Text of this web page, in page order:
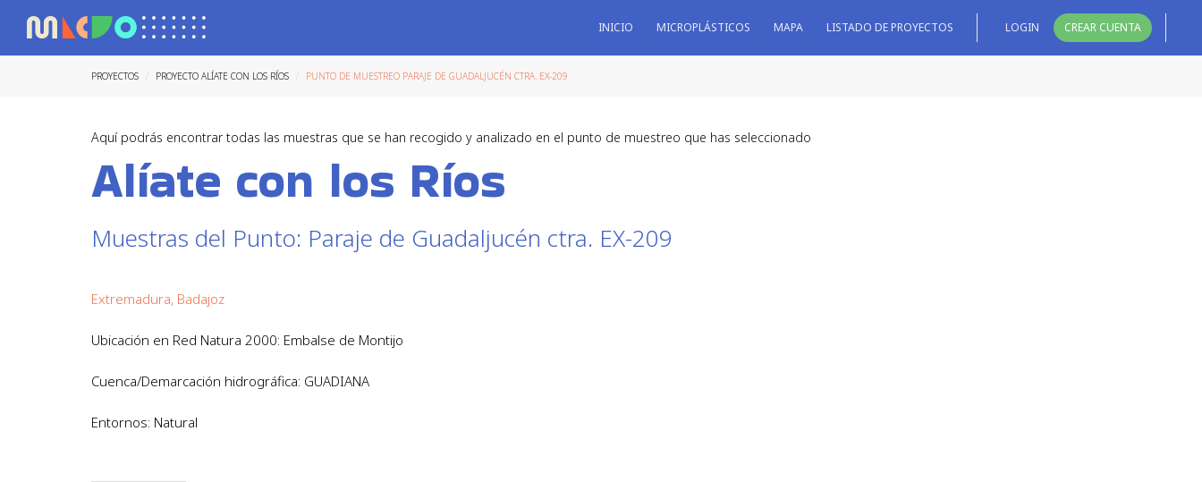
INICIO MICROPLÁSTICOS MAPA LISTADO DE PROYECTOS LOGIN CREAR CUENTA
PROYECTOS PROYECTO ALÍATE CON LOS RÍOS PUNTO DE MUESTREO PARAJE DE GUADALJUCÉN CTRA. EX-209
Aquí podrás encontrar todas las muestras que se han recogido y analizado en el punto de muestreo que has seleccionado
Alíate con los Ríos
Muestras del Punto: Paraje de Guadaljucén ctra. EX-209
Extremadura, Badajoz
Ubicación en Red Natura 2000: Embalse de Montijo
Cuenca/Demarcación hidrográfica: GUADIANA
Entornos: Natural